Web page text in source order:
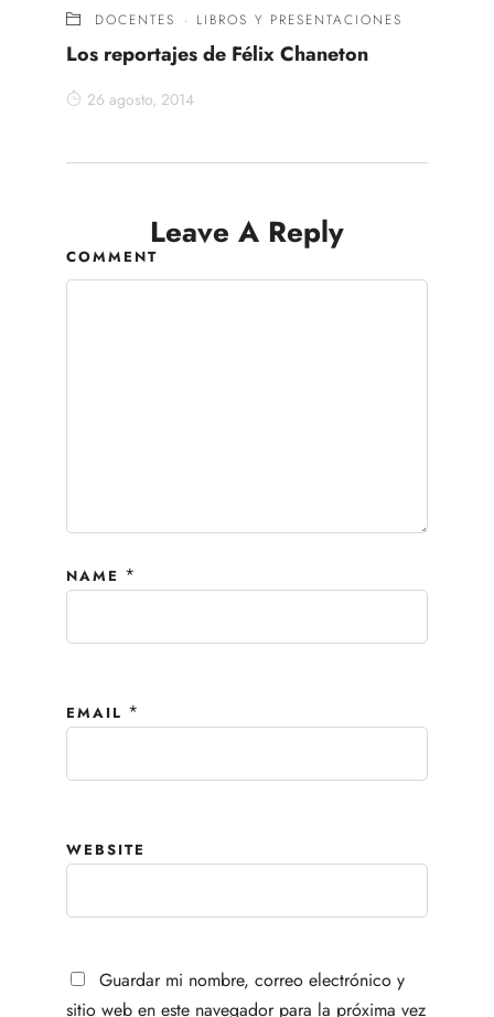
DOCENTES · LIBROS Y PRESENTACIONES
Los reportajes de Félix Chaneton
26 agosto, 2014
Leave A Reply
COMMENT
NAME *
EMAIL *
WEBSITE
Guardar mi nombre, correo electrónico y
sitio web en este navegador para la próxima vez